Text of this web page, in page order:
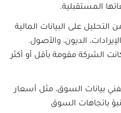
المستقبلية.
التحليل على البيانات المالية
الديون، والأصول.
الشركة مقومة بأقل أو أكثر
بيانات السوق، مثل أسعار
باتجاهات السوق